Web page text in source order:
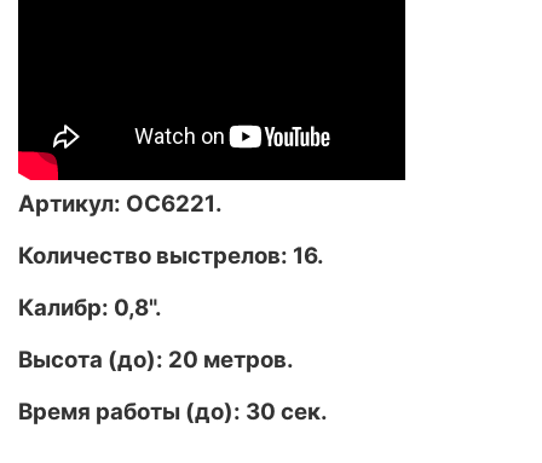
Артикул: ОС6221.
Количество выстрелов: 16.
Калибр: 0,8".
Высота (до): 20 метров.
Время работы (до): 30 сек.